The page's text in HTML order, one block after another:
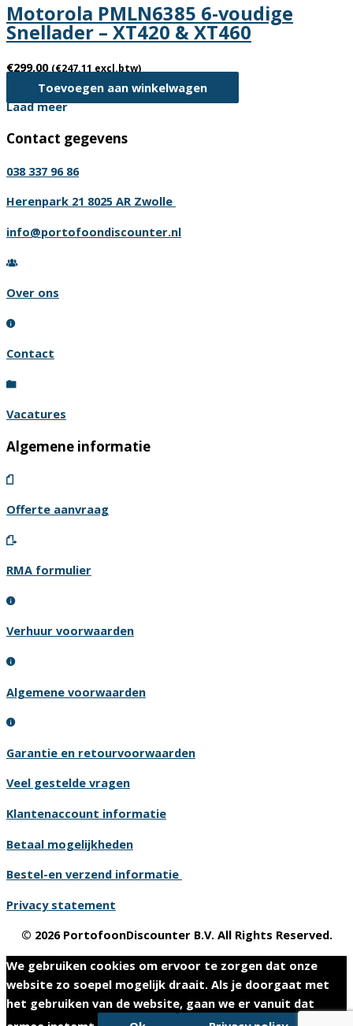
Motorola PMLN6385 6-voudige
Snellader – XT420 & XT460
€299.00 (€247.11 excl.btw)
Toevoegen aan winkelwagen
Laad meer
Contact gegevens
038 337 96 86
Herenpark 21 8025 AR Zwolle
info@portofoondiscounter.nl
Over ons
Contact
Vacatures
Algemene informatie
Offerte aanvraag
RMA formulier
Verhuur voorwaarden
Algemene voorwaarden
Garantie en retourvoorwaarden
Veel gestelde vragen
Klantenaccount informatie
Betaal mogelijkheden
Bestel-en verzend informatie
Privacy statement
© 2026 PortofoonDiscounter B.V. All Rights Reserved.
We gebruiken cookies om ervoor te zorgen dat onze
website zo soepel mogelijk draait. Als je doorgaat met
het gebruiken van de website, gaan we er vanuit dat